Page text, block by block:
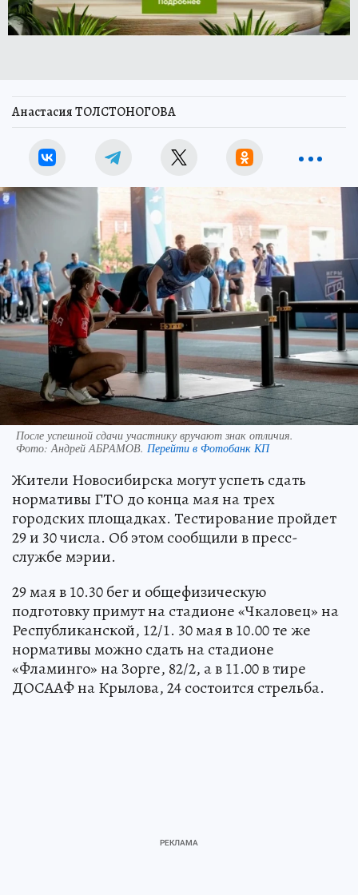
Анастасия ТОЛСТОНОГОВА
После успешной сдачи участнику вручают знак отличия.
Фото:Андрей АБРАМОВ. Перейти в Фотобанк КП
Жители Новосибирска могут успеть сдать
нормативы ГТО до конца мая на трех
городских площадках. Тестирование пройдет
29 и 30 числа. Об этом сообщили в пресс-
службе мэрии.
29 мая в 10.30 бег и общефизическую
подготовку примут на стадионе «Чкаловец» на
Республиканской, 12/1. 30 мая в 10.00 те же
нормативы можно сдать на стадионе
«Фламинго» на Зорге, 82/2, а в 11.00 в тире
ДОСААФ на Крылова, 24 состоится стрельба.